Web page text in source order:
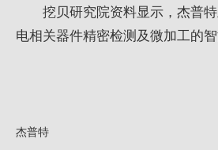
挖贝研究院资料显示，杰普
电相关器件精密检测及微加工的
杰普特